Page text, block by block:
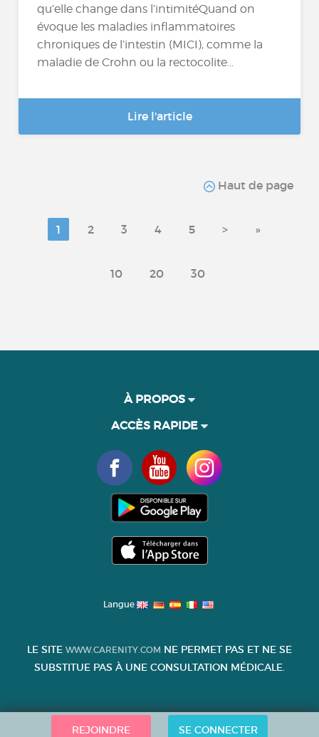
qu’elle change dans l’intimitéQuand on
évoque les maladies inflammatoires
chroniques de l’intestin (MICI), comme la
maladie de Crohn ou la rectocolite...
Lire l'article
Haut de page
1 2 3 4 5 > »
10 20 30
REJOINDRE SE CONNECTER
À PROPOS
ACCÈS RAPIDE
Langue
LE SITE WWW.CARENITY.COM NE PERMET PAS ET NE SE
SUBSTITUE PAS À UNE CONSULTATION MÉDICALE.